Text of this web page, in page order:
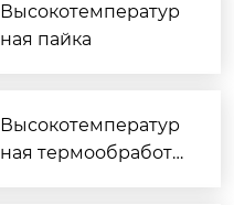
Высокотемператур
ная пайка
Высокотемператур
ная термообработк